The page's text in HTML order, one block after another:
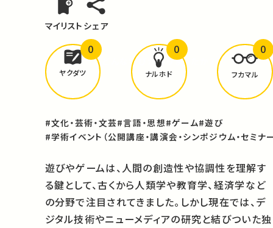
マイリスト シェア
どんな学びがありましたか？
ヤクダツ
0
ナルホド
0
フカマル
0
#文化・芸術・文芸#言語・思想#ゲーム#遊び
#学術イベント（公開講座・講演会・シンポジウム・セミナ
遊びやゲームは、人間の創造性や協調性を理解す
る鍵として、古くから人類学や教育学、経済学など
の分野で注目されてきました。しかし現在では、デ
ジタル技術やニューメディアの研究と結びついた独